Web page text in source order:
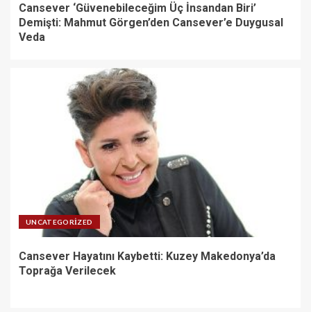
Cansever ‘Güvenebileceğim Üç İnsandan Biri’
Demişti: Mahmut Görgen’den Cansever’e Duygusal
Veda
UNCATEGORIZED
Cansever Hayatını Kaybetti: Kuzey Makedonya’da
Toprağa Verilecek